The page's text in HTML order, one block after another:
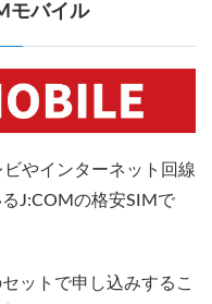
モバイル
やインターネット回線
J:COMの格安SIMで
ットで申し込みするこ